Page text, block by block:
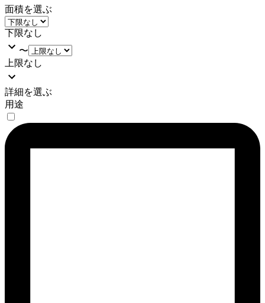
面積を選ぶ
下限なし
〜
上限なし
詳細を選ぶ
用途